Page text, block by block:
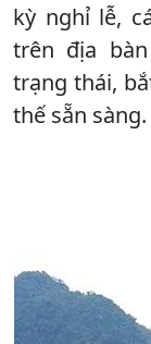
kỳ nghỉ lễ,
trên địa
trạng thái,
thế sẵn sàng.